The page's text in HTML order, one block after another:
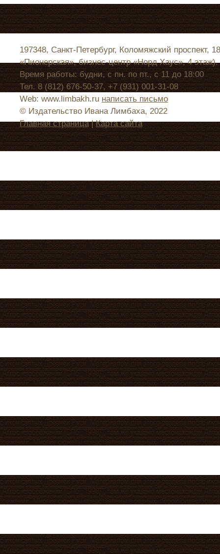
197348, Санкт-Петербург, Коломяжский
«Пионерская», бизнес-центр «Норд Хаус», 4 этаж).
Время работы: будни, с пн. по пт., с 11 до 18:00
Тел. 8 (812) 676-50-37, +7 (931) 001-31-08
Web: www.limbakh.ru написать письмо
© Издательство Ивана Лимбаха, 2022
Главная страница|Карта сайта